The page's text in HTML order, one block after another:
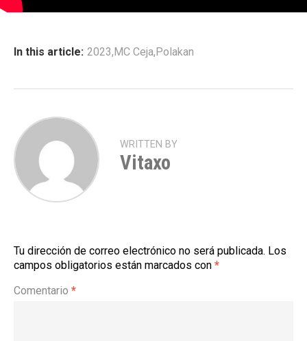
In this article: 2023,MC Ceja,Polakan
WRITTEN BY
Vitaxo
Tu dirección de correo electrónico no será publicada. Los
campos obligatorios están marcados con *
Comentario *